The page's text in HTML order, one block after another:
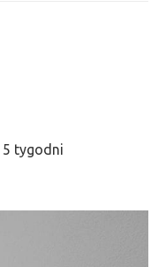
5 tygodni